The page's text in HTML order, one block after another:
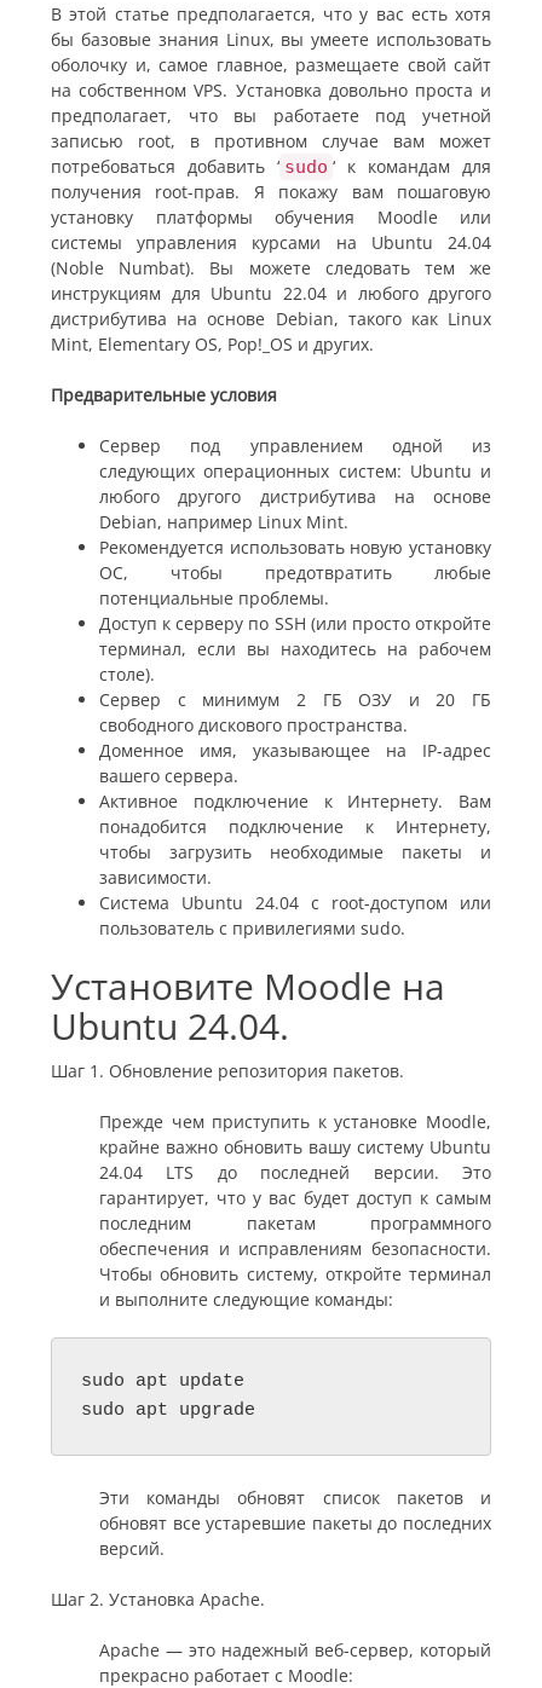
В этой статье предполагается, что у вас есть хотя
бы базовые знания Linux, вы умеете использовать
оболочку и, самое главное, размещаете свой сайт
на собственном VPS. Установка довольно проста и
предполагает, что вы работаете под учетной
записью root, в противном случае вам может
потребоваться добавить ‘ sudo ‘ к командам для
получения root-прав. Я покажу вам пошаговую
установку платформы обучения Moodle или
системы управления курсами на Ubuntu 24.04
(Noble Numbat). Вы можете следовать тем же
инструкциям для Ubuntu 22.04 и любого другого
дистрибутива на основе Debian, такого как Linux
Mint, Elementary OS, Pop!_OS и других.
Предварительные условия
Сервер под управлением одной из
следующих операционных систем: Ubuntu и
любого другого дистрибутива на основе
Debian, например Linux Mint.
Рекомендуется использовать новую установку
ОС, чтобы предотвратить любые
потенциальные проблемы.
Доступ к серверу по SSH (или просто откройте
терминал, если вы находитесь на рабочем
столе).
Сервер с минимум 2 ГБ ОЗУ и 20 ГБ
свободного дискового пространства.
Доменное имя, указывающее на IP-адрес
вашего сервера.
Активное подключение к Интернету. Вам
понадобится подключение к Интернету,
чтобы загрузить необходимые пакеты и
зависимости.
Система Ubuntu 24.04 с root-доступом или
пользователь с привилегиями sudo.
Установите Moodle на
Ubuntu 24.04.
Шаг 1. Обновление репозитория пакетов.
Прежде чем приступить к установке Moodle,
крайне важно обновить вашу систему Ubuntu
24.04 LTS до последней версии. Это
гарантирует, что у вас будет доступ к самым
последним пакетам программного
обеспечения и исправлениям безопасности.
Чтобы обновить систему, откройте терминал
и выполните следующие команды:
sudo apt update
sudo apt upgrade
Эти команды обновят список пакетов и
обновят все устаревшие пакеты до последних
версий.
Шаг 2. Установка Apache.
Apache — это надежный веб-сервер, который
прекрасно работает с Moodle: